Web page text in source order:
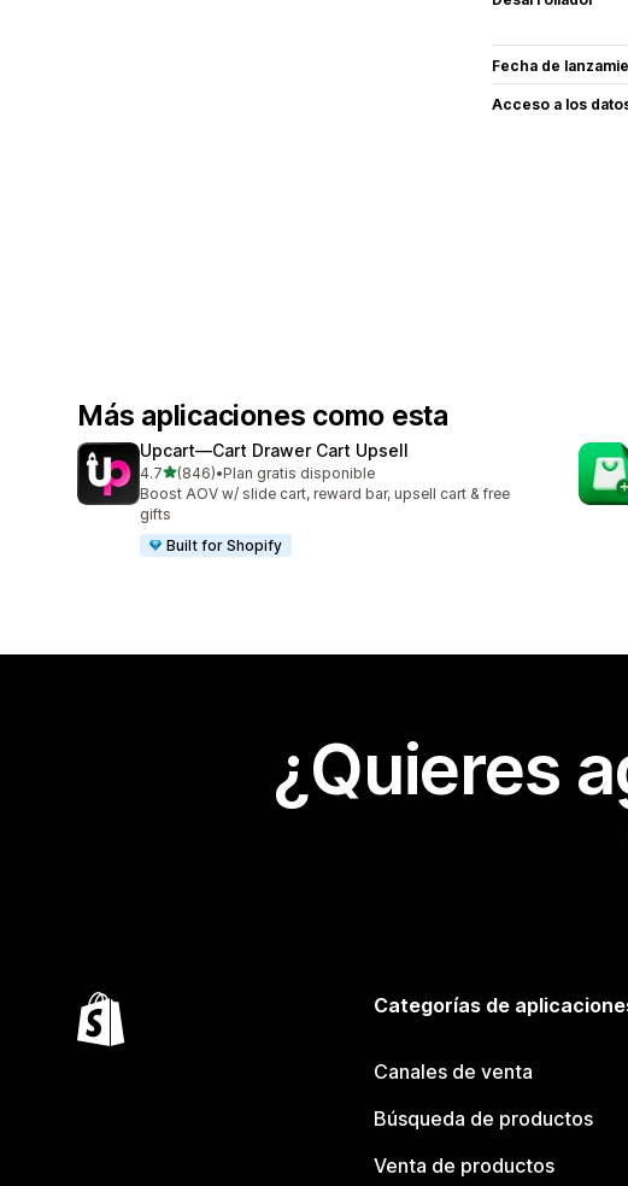
Fecha de
Acceso a los
Más aplicaciones como esta
Upcart—Cart Drawer Cart Upsell
4.7de 5 estrellas
(846)
846 reseñas en total
•Plan gratis disponible
Boost AOV w/ slide cart, reward bar, upsell cart & free
gifts
Built for Shopify
¿Quieres
Categorías de
Canales de venta
Búsqueda de productos
Venta de productos